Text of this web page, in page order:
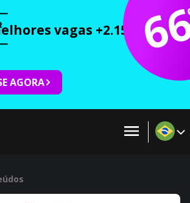
vagas +2.150 cursos
AGORA